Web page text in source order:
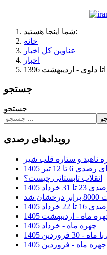
شما اینجا هستید:
خانه
عناوین کل اخبار
اخبار
دلوی - اردیبهشت 1396
جستجو
جستجو
رویدادهای رصدی
ناهید و ستاره قلب شیر
6 تا 12 تیر 1405
انقلاب تابستانی چیست؟
1405
1405
ماه - اردیبهشت 1405
چهره ماه - خرداد 1405
1405
چهره ماه - فروردین 1405